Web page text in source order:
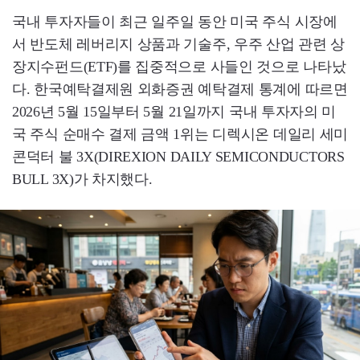
국내 투자자들이 최근 일주일 동안 미국 주식 시장에
서 반도체 레버리지 상품과 기술주, 우주 산업 관련 상
장지수펀드(ETF)를 집중적으로 사들인 것으로 나타났
다. 한국예탁결제원 외화증권 예탁결제 통계에 따르면
2026년 5월 15일부터 5월 21일까지 국내 투자자의 미
국 주식 순매수 결제 금액 1위는 디렉시온 데일리 세미
콘덕터 불 3X(DIREXION DAILY SEMICONDUCTORS
BULL 3X)가 차지했다.